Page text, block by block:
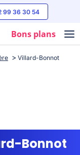
99 36 30 54
Bons plans
Villard-Bonnot
Bonnot